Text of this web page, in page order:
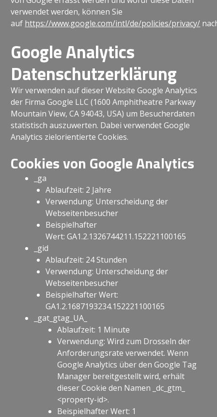
verwendet werden, können Sie
auf https://www.google.com/intl/de/policies/privacy/
Google Analytics
Datenschutzerklärung
Wir verwenden auf dieser Website Google Analytics
der Firma Google LLC (1600 Amphitheatre Parkway
Mountain View, CA 94043, USA) um Besucherdaten
statistisch auszuwerten. Dabei verwendet Google
Analytics zielorientierte Cookies.
Cookies von Google Analytics
_ga
Ablaufzeit: 2 Jahre
Verwendung: Unterscheidung der
Webseitenbesucher
Beispielhafter
Wert: GA1.2.1326744211.152221100165
_gid
Ablaufzeit: 24 Stunden
Verwendung: Unterscheidung der
Webseitenbesucher
Beispielhafter Wert:
GA1.2.1687193234.152221100165
_gat_gtag_UA_
Ablaufzeit: 1 Minute
Verwendung: Wird zum Drosseln der
Anforderungsrate verwendet. Wenn
Google Analytics über den Google Tag
Manager bereitgestellt wird, erhält
dieser Cookie den Namen _dc_gtm_
<property-id>.
Beispielhafter Wert: 1